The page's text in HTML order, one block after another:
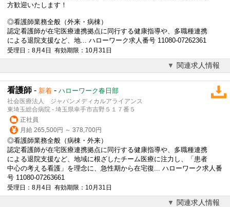
方歓迎いたします！
◎看護師業務全般（外来・病棟）
認定看護師が在宅医療連携拠点に同行する健康指導や、多職種連携
による退院支援など、地... ハローワーク求人番号 11080-07262361
受理日：8月4日 有効期限：10月31日
関連求人情報
看護師 - 新着 - ハローワーク春日部
社会医療法人 ジャパンメディカルアライアンス
東埼玉総合病院 - 埼玉県幸手市吉野５１７番５
正社員
月給 265,500円 ～ 378,700円
◎看護師業務全般（病棟・外来）
認定看護師が在宅医療連携拠点に同行する健康指導や、多職種連携
による退院支援など、地域に根ざしたチーム医療に注力し、「患者
中心の考える看護」を理念に、急性期から在宅復... ハローワーク求人番
号 11080-07263661
受理日：8月4日 有効期限：10月31日
関連求人情報